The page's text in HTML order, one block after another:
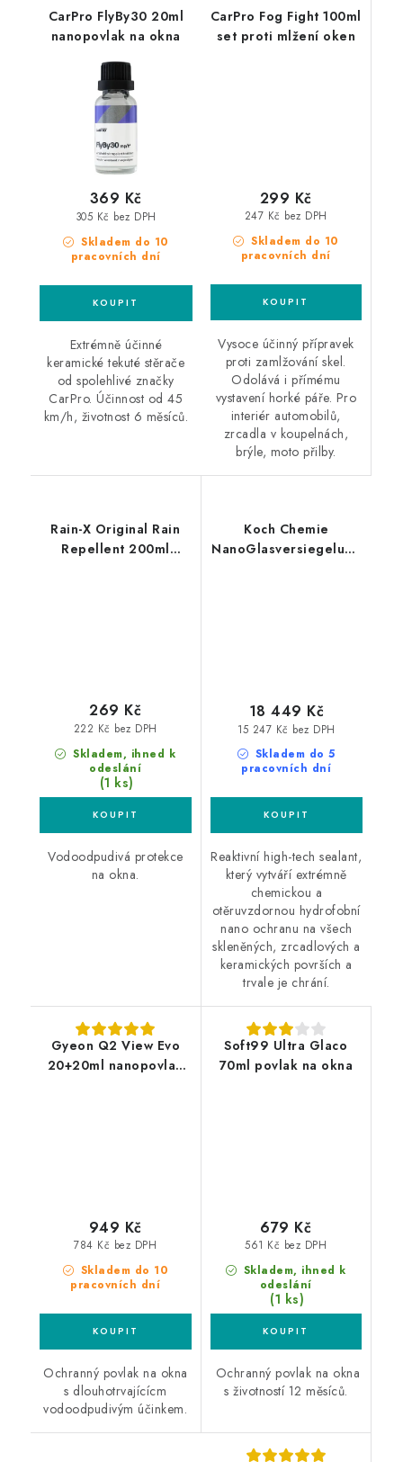
CarPro FlyBy30 20ml
nanopovlak na okna
Skladem do 10
pracovních dní
305 Kč bez DPH
369 Kč
Extrémně účinné
keramické tekuté stěrače
od spolehlivé značky
CarPro. Účinnost od 45
km/h, životnost 6 měsíců.
CarPro Fog Fight 100ml
set proti mlžení oken
Skladem do 10
pracovních dní
247 Kč bez DPH
299 Kč
Vysoce účinný přípravek
proti zamlžování skel.
Odolává i přímému
vystavení horké páře. Pro
interiér automobilů,
zrcadla v koupelnách,
brýle, moto přilby.
Rain-X Original Rain
Repellent 200ml
Skladem, ihned k
odeslání
(1 ks)
222 Kč bez DPH
269 Kč
Vodoodpudivá protekce
na okna.
Koch Chemie
NanoGlasversiegelung
Skladem do 5
pracovních dní
15 247 Kč bez DPH
18 449 Kč
Reaktivní high-tech sealant,
který vytváří extrémně
chemickou a
otěruvzdornou hydrofobní
nano ochranu na všech
skleněných, zrcadlových a
keramických površích a
trvale je chrání.
Gyeon Q2 View Evo
20+20ml nanopovlak
Skladem do 10
pracovních dní
784 Kč bez DPH
949 Kč
Ochranný povlak na okna
s dlouhotrvajícícm
vodoodpudivým účinkem.
Soft99 Ultra Glaco
70ml povlak na okna
Skladem, ihned k
odeslání
(1 ks)
561 Kč bez DPH
679 Kč
Ochranný povlak na okna
s životností 12 měsíců.